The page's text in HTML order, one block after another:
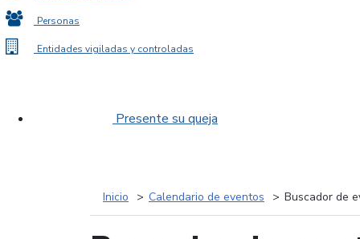
Personas
Entidades vigiladas y controladas
Presente su queja
Inicio Calendario de eventos Buscador de